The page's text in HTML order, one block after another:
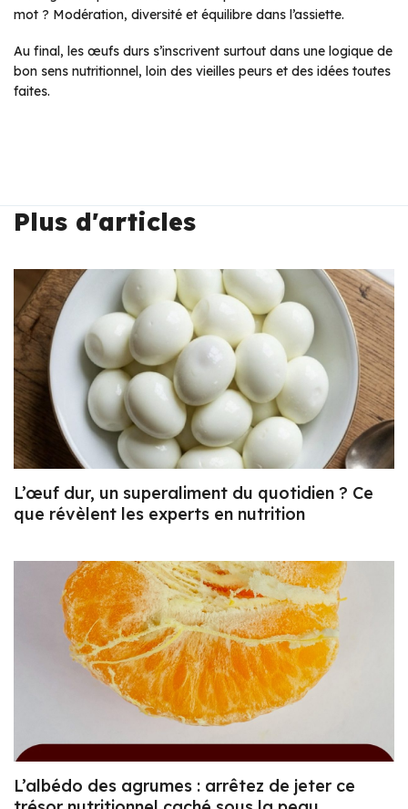
mot ? Modération, diversité et équilibre dans l’assiette.
Au final, les œufs durs s’inscrivent surtout dans une logique de
bon sens nutritionnel, loin des vieilles peurs et des idées toutes
faites.
Plus d'articles
L’œuf dur, un superaliment du quotidien ? Ce
que révèlent les experts en nutrition
L’albédo des agrumes : arrêtez de jeter ce